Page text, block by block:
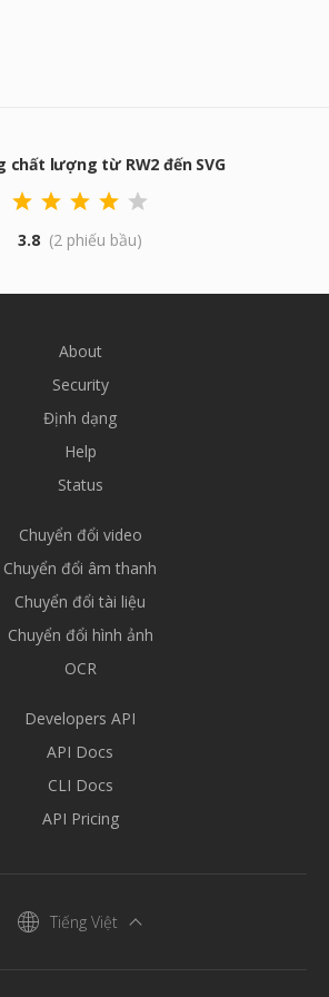
chất lượng từ RW2 đến SVG
3.8 (2 phiếu bầu)
About
Security
Định dạng
Help
Status
Chuyển đổi video
Chuyển đổi âm thanh
Chuyển đổi tài liệu
Chuyển đổi hình ảnh
OCR
Developers API
API Docs
CLI Docs
API Pricing
Tiếng Việt